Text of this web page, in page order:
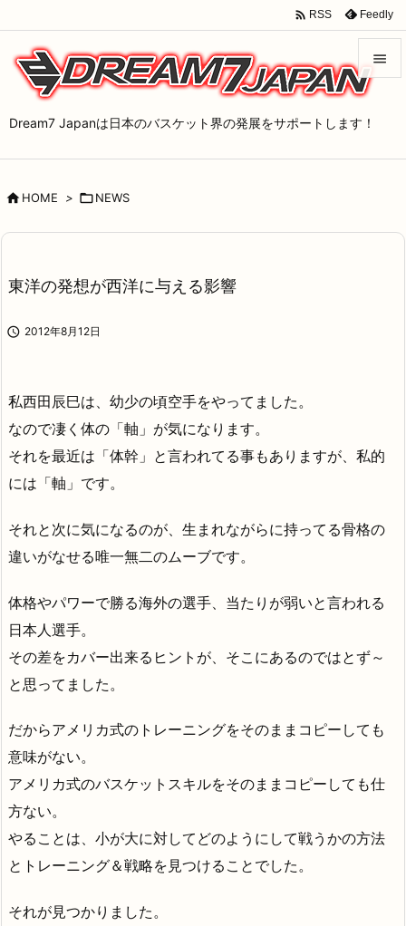
Dream7 Japanは日本のバスケット界の発展をサポートします！


サイド

 RSS Feedly
HOME > NEWS
東洋の発想が西洋に与える影響
 2012年8月12日
私西田辰巳は、幼少の頃空手をやってました。
なので凄く体の「軸」が気になります。
それを最近は「体幹」と言われてる事もありますが、私的
には「軸」です。
それと次に気になるのが、生まれながらに持ってる骨格の
違いがなせる唯一無二のムーブです。
体格やパワーで勝る海外の選手、当たりが弱いと言われる
日本人選手。
その差をカバー出来るヒントが、そこにあるのではとず～
と思ってました。
だからアメリカ式のトレーニングをそのままコピーしても
意味がない。
アメリカ式のバスケットスキルをそのままコピーしても仕
方ない。
やることは、小が大に対してどのようにして戦うかの方法
とトレーニング＆戦略を見つけることでした。
それが見つかりました。